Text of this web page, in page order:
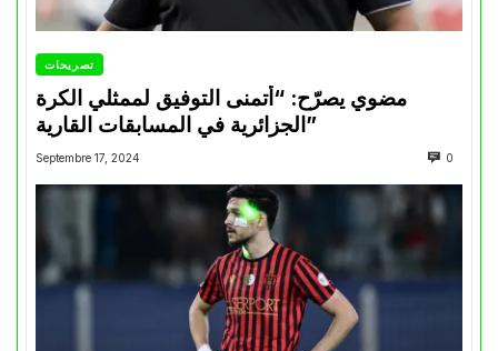
تصريحات
مضوي يصرّح: “أتمنى التوفيق لممثلي الكرة
الجزائرية في المسابقات القارية”
Septembre 17, 2024 0